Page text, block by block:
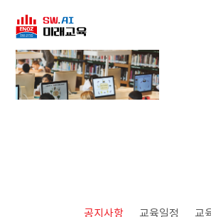
공지사항 교육일정 교